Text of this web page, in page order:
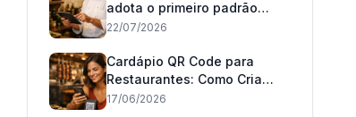
adota o primeiro padrão
mundial 'pode conter': o
restaurantes em Portugal
e no Brasil
22/07/2026
Cardápio QR Code para
Restaurantes: Como Criar
o Seu Grátis em 2026
17/06/2026